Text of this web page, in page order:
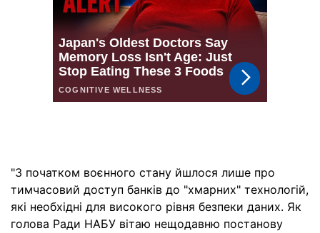
"З початком воєнного стану йшлося лише про
тимчасовий доступ банків до "хмарних" технологій,
які необхідні для високого рівня безпеки даних. Як
голова Ради НАБУ вітаю нещодавню постанову